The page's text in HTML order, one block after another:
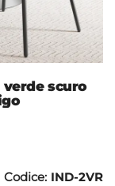
scuro
Codice: IND-2VR